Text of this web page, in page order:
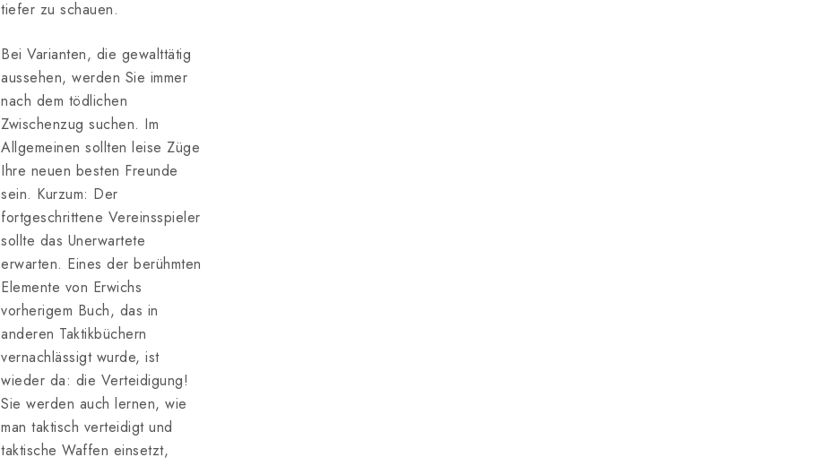
tiefer zu schauen.
Bei Varianten, die gewalttätig
aussehen, werden Sie immer
nach dem tödlichen
Zwischenzug suchen. Im
Allgemeinen sollten leise Züge
Ihre neuen besten Freunde
sein. Kurzum: Der
fortgeschrittene Vereinsspieler
sollte das Unerwartete
erwarten. Eines der berühmten
Elemente von Erwichs
vorherigem Buch, das in
anderen Taktikbüchern
vernachlässigt wurde, ist
wieder da: die Verteidigung!
Sie werden auch lernen, wie
man taktisch verteidigt und
taktische Waffen einsetzt,